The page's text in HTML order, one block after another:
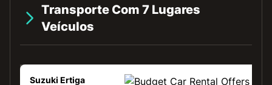
Transporte Com 7 Lugares
Veículos
Suzuki Ertiga